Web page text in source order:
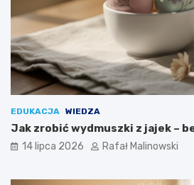
EDUKACJA WIEDZA
Jak zrobić wydmuszki z jajek –
14 lipca 2026 Rafał Malinowski